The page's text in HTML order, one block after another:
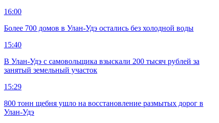
16:00
Более 700 домов в Улан-Удэ остались без холодной воды
15:40
В Улан-Удэ с самовольщика взыскали 200 тысяч рублей за
занятый земельный участок
15:29
800 тонн щебня ушло на восстановление размытых дорог в
Улан-Удэ